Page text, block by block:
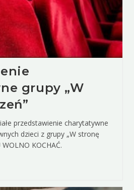
grupy „W
przedstawienie charytatywne
dzieci z grupy „W stronę
KOCHAĆ.